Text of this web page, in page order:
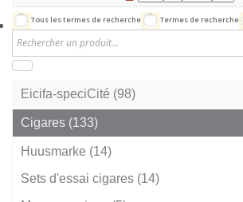
Tous les termes de recherche Termes de recherche
Eicifa-speciCité (98)
Cigares (133)
Huusmarke (14)
Sets d'essai cigares (14)